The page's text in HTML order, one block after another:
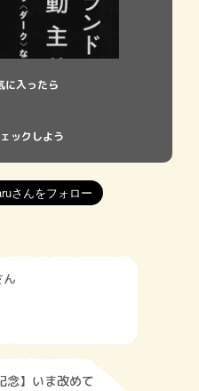
に入ったら
ックしよう
念】いま改めて